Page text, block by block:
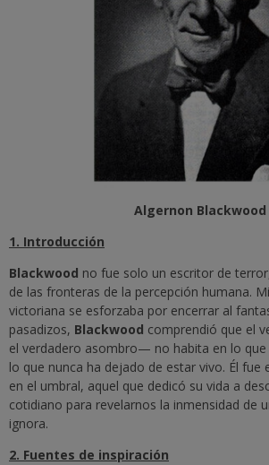
Algernon Blackwood
1. Introducción
Blackwood no fue solo un escritor de
de las fronteras de la percepción humana.
victoriana se esforzaba por encerrar al
pasadizos, Blackwood comprendió que el
el verdadero asombro— no habita en lo
lo que nunca ha dejado de estar vivo. Él fue
en el umbral, aquel que dedicó su vida a
cotidiano para revelarnos la inmensidad de
ignora.
2. Fuentes de inspiración